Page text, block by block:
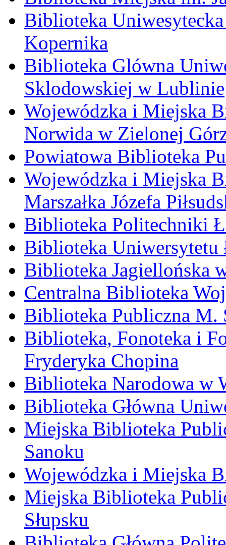
Biblioteka
Kopernika
Biblioteka Glówna
Sklodowskiej w Lublinie
Wojewódzka i Miejska
Norwida w Zielonej
Powiatowa Biblioteka
Wojewódzka i Miejska
Marszałka Józefa
Biblioteka Politechniki
Biblioteka Uniwersytetu
Biblioteka Jagiellońska
Centralna Biblioteka
Biblioteka Publiczna M.
Biblioteka, Fonoteka i
Fryderyka Chopina
Biblioteka Narodowa w
Biblioteka Główna
Miejska Biblioteka
Sanoku
Wojewódzka i Miejska
Miejska Biblioteka
Słupsku